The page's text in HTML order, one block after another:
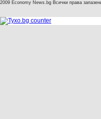
2009 Economy News.bg Всички права